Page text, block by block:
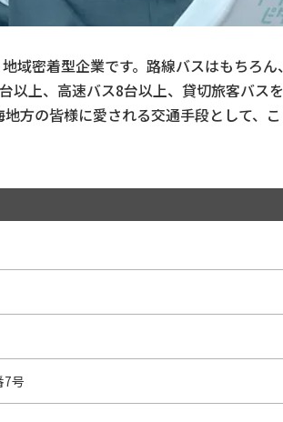
密着型企業です。路線バスはもちろん、
以上、高速バス8台以上、貸切旅客バスを
方の皆様に愛される交通手段として、こ
7号